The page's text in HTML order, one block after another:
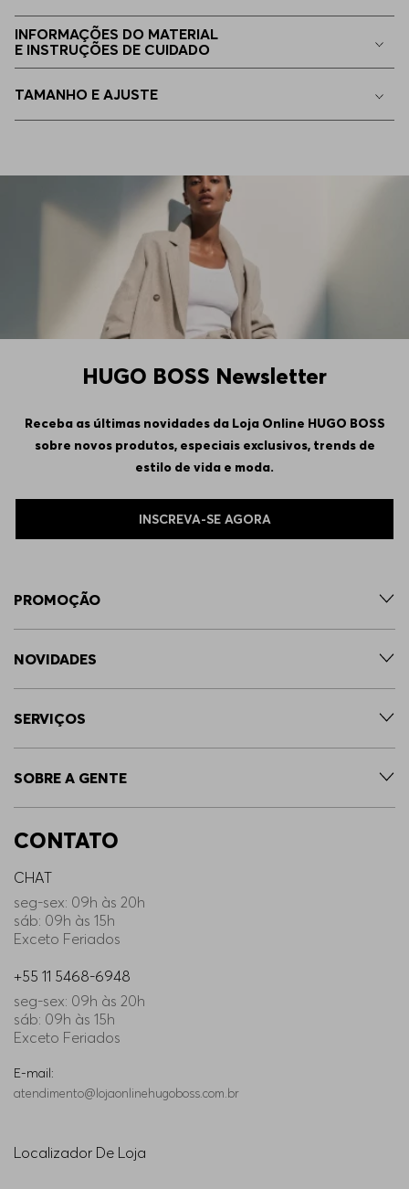
INFORMAÇÕES DO MATERIAL
E INSTRUÇÕES DE CUIDADO
TAMANHO E AJUSTE
HUGO BOSS Newsletter
Receba as últimas novidades da Loja Online HUGO BOSS
sobre novos produtos, especiais exclusivos, trends de
estilo de vida e moda.
INSCREVA-SE AGORA
PROMOÇÃO
NOVIDADES
SERVIÇOS
SOBRE A GENTE
CONTATO
CHAT
seg-sex: 09h às 20h
sáb: 09h às 15h
Exceto Feriados
+55 11 5468-6948
seg-sex: 09h às 20h
sáb: 09h às 15h
Exceto Feriados
E-mail:
atendimento@lojaonlinehugoboss.com.br
Localizador De Loja